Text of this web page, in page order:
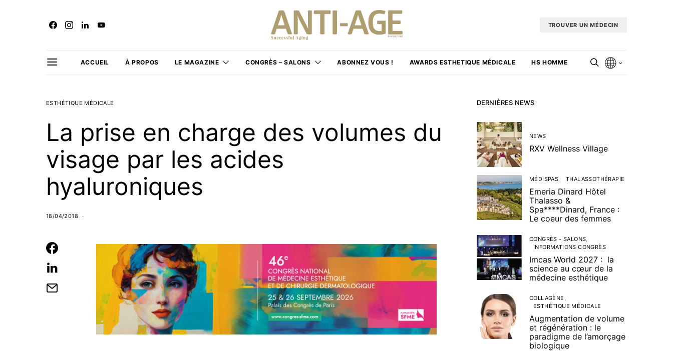
TROUVER UN MÉDECIN
ACCUEIL À PROPOS LE MAGAZINE CONGRÈS – SALONS ABONNEZ VOUS ! AWARDS ESTHETIQUE MÉDICALE HS HOMME
ESTHÉTIQUE MÉDICALE
La prise en charge des volumes du
visage par les acides
hyaluroniques
18/04/2018
DERNIÈRES NEWS
NEWS
RXV Wellness Village
MÉDISPAS THALASSOTHÉRAPIE
Emeria Dinard Hôtel
Thalasso &
Spa****Dinard, France :
Le coeur des femmes
CONGRÈS - SALONS
INFORMATIONS CONGRÈS
Imcas World 2027 : la
science au cœur de la
médecine esthétique
COLLAGÈNE
ESTHÉTIQUE MÉDICALE
Augmentation de volume
et régénération : le
paradigme de l’amorçage
biologique